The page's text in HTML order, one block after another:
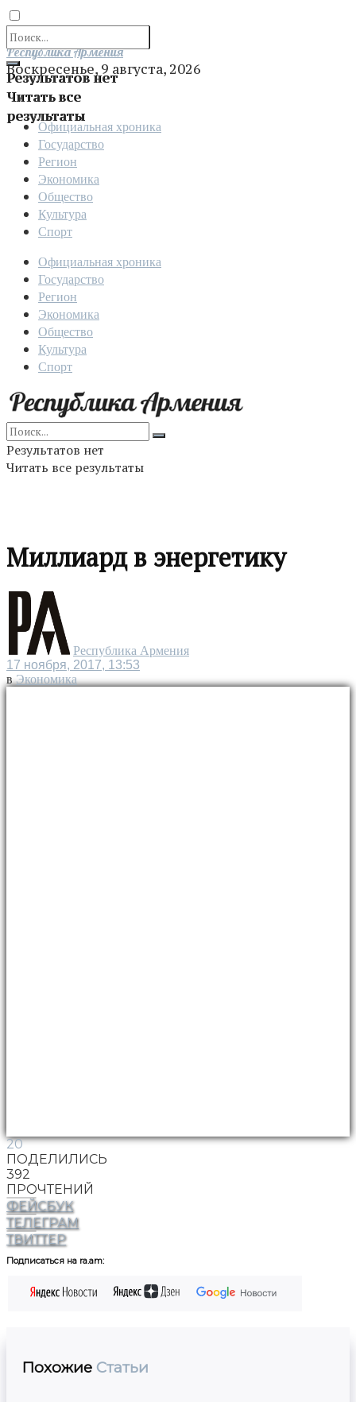
Результатов нет
Читать все
результаты
Отправить
Республика Армения
Воскресенье, 9 августа, 2026
Официальная хроника
Государство
Регион
Экономика
Общество
Культура
Спорт
Официальная хроника
Государство
Регион
Экономика
Общество
Культура
Спорт
Результатов нет
Читать все результаты
Миллиард в энергетику
Республика Армения
17 ноября, 2017, 13:53
в Экономика
20
ПОДЕЛИЛИСЬ
392
ПРОЧТЕНИЙ
ФЕЙСБУК
ТЕЛЕГРАМ
ТВИТТЕР
Подписаться на ra.am:
Похожие Статьи